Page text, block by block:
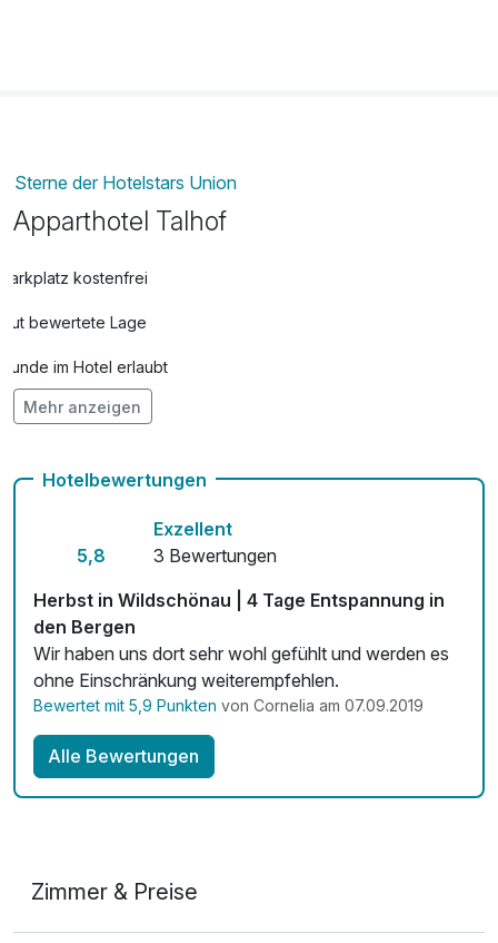
*Folgende Leistungen sind in der Wildschönau Card mit
inbegriffen:
- Wanderbus im gesamten Hochtal
- geführte Wanderungen
- Berbauernmuseum
- Augustinermuseum
- und viele weitere Ermäßigungen bei unseren
Sterne der Hotelstars Union
Apparthotel Talhof
Parkplatz kostenfrei
Gut bewertete Lage
Hunde im Hotel erlaubt
Auch vegetarische Speisen
Mehr anzeigen
Hotelbewertungen
5,8
Exzellent
3 Bewertungen
Herbst in Wildschönau | 4 Tage Entspannung in
den Bergen
Wir haben uns dort sehr wohl gefühlt und werden es
ohne Einschränkung weiterempfehlen.
Bewertet mit 5,9 Punkten von Cornelia am 07.09.2019
Alle Bewertungen
Zimmer & Preise